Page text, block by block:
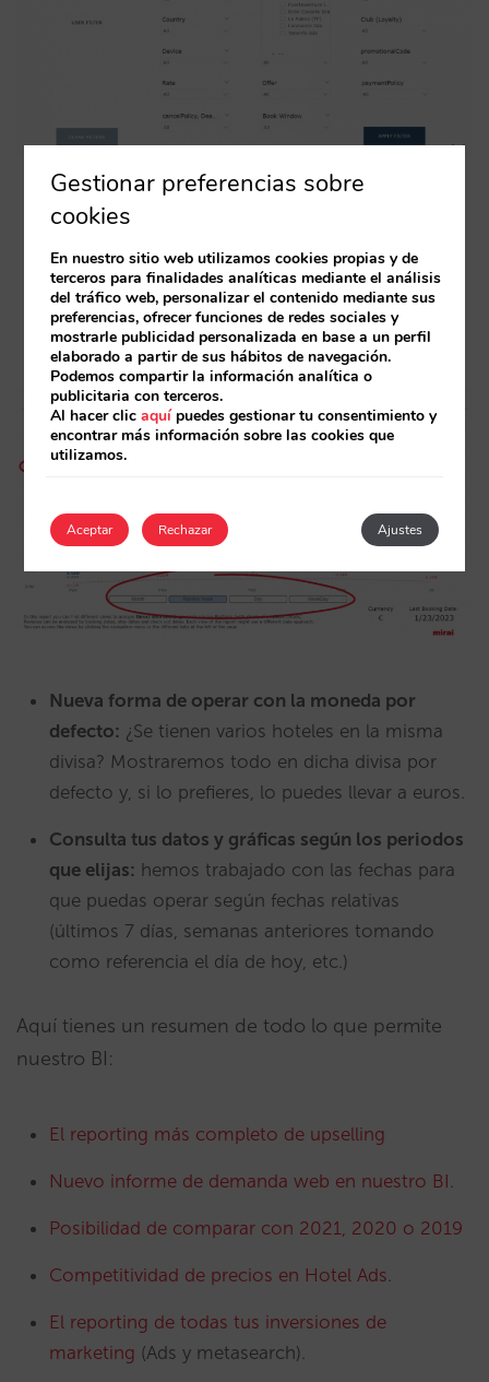
Mayor facilidad a la hora de moverse por
directos (top markets, distintos periodos de
tiempo…), la información es más accesible a un
solo clic.
Nueva forma de operar con la moneda por
defecto: ¿Se tienen varios hoteles en la misma
divisa? Mostraremos todo en dicha divisa por
defecto y, si lo prefieres, lo puedes llevar a euros.
Consulta tus datos y gráficas según los periodos
que elijas: hemos trabajado con las fechas para
que puedas operar según fechas relativas
(últimos 7 días, semanas anteriores tomando
como referencia el día de hoy, etc.)
Aquí tienes un resumen de todo lo que permite
nuestro BI:
El reporting más completo de upselling
Nuevo informe de demanda web en nuestro BI.
Posibilidad de comparar con 2021, 2020 o 2019
Competitividad de precios en Hotel Ads.
El reporting de todas tus inversiones de
marketing (Ads y metasearch).
Gestionar preferencias sobre
cookies
En nuestro sitio web utilizamos cookies propias y de
terceros para finalidades analíticas mediante el análisis
del tráfico web, personalizar el contenido mediante sus
preferencias, ofrecer funciones de redes sociales y
mostrarle publicidad personalizada en base a un perfil
elaborado a partir de sus hábitos de navegación.
Podemos compartir la información analítica o
publicitaria con terceros.
Al hacer clicaquípuedes gestionar tu consentimiento y
encontrar más información sobre las cookies que
utilizamos.
Aceptar Ajustes
Rechazar